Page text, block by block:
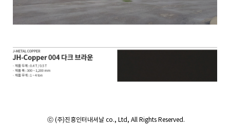
ⓒ (주)진흥인터내셔날 co., Ltd, All Rights Reserved.